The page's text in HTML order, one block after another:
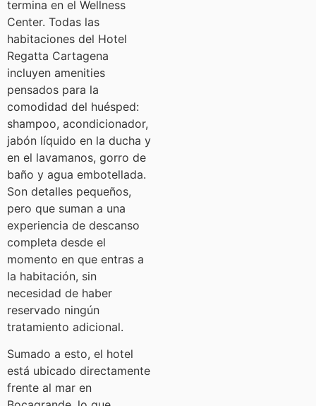
termina en el Wellness
Center. Todas las
habitaciones del Hotel
Regatta Cartagena
incluyen amenities
pensados para la
comodidad del huésped:
shampoo, acondicionador,
jabón líquido en la ducha y
en el lavamanos, gorro de
baño y agua embotellada.
Son detalles pequeños,
pero que suman a una
experiencia de descanso
completa desde el
momento en que entras a
la habitación, sin
necesidad de haber
reservado ningún
tratamiento adicional.
Sumado a esto, el hotel
está ubicado directamente
frente al mar en